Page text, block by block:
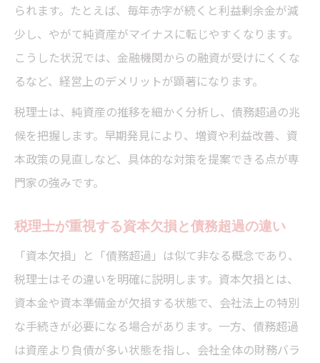
られます。たとえば、毎年赤字が続くと利益剰余金が減
少し、やがて純資産がマイナスに転じやすくなります。
こうした状況では、金融機関からの融資が受けにくくな
るなど、経営上のデメリットが顕著になります。
税理士は、純資産の推移を細かく分析し、債務超過の兆
候を把握します。早期発見により、増資や利益改善、資
本政策の見直しなど、具体的な対策を提案できる点が専
門家の強みです。
税理士が重視する資本欠損と債務超過の違い
「資本欠損」と「債務超過」は似て非なる概念であり、
税理士はその違いを明確に説明します。資本欠損とは、
資本金や資本準備金が欠損する状態で、会社法上の特別
な手続きが必要になる場合があります。一方、債務超過
は資産より負債が多い状態を指し、会社全体の財務バラ